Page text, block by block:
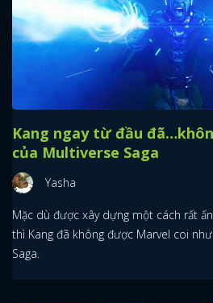
Kang ngay từ đầu
của Multiverse Saga
Yasha
Mặc dù được xây dựng một cách rất
thì Kang đã không được Marvel coi
Saga.